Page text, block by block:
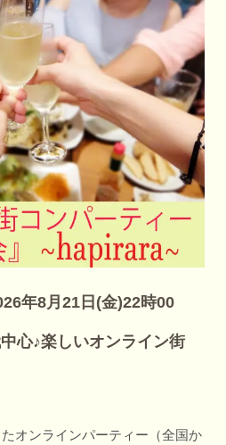
年8月21日(金)22時00
心♪楽しいオンライン街
オンラインパーティー（全国か